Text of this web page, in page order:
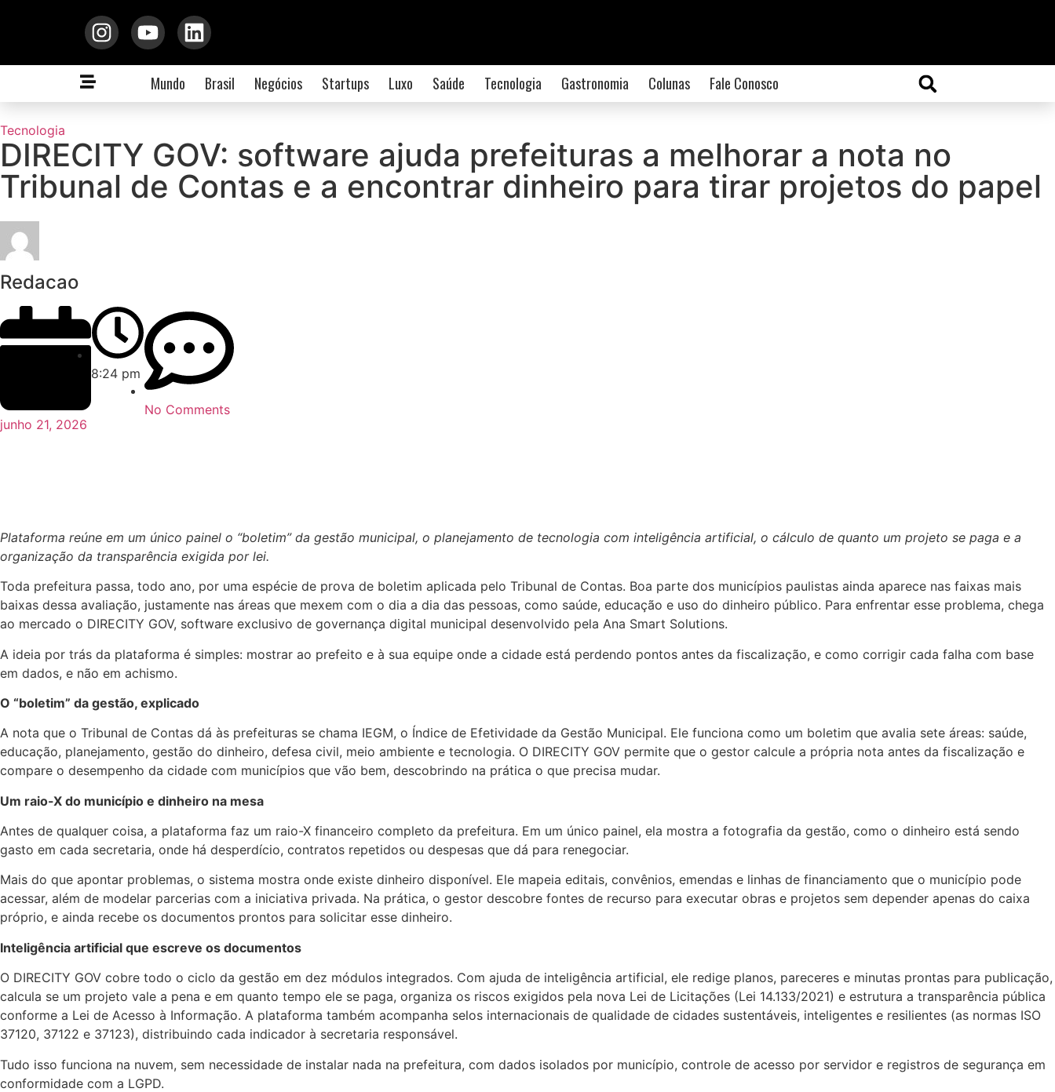
Mundo Brasil Negócios Startups Luxo Saúde Tecnologia Gastronomia Colunas Fale Conosco
Tecnologia
DIRECITY GOV: software ajuda prefeituras a melhorar a nota no
Tribunal de Contas e a encontrar dinheiro para tirar projetos do papel
Redacao
junho 21, 2026
8:24 pm
No Comments
Plataforma reúne em um único painel o “boletim” da gestão municipal, o planejamento de tecnologia com inteligência artificial, o cálculo de quanto um projeto se paga e a
organização da transparência exigida por lei.
Toda prefeitura passa, todo ano, por uma espécie de prova de boletim aplicada pelo Tribunal de Contas. Boa parte dos municípios paulistas ainda aparece nas faixas mais
baixas dessa avaliação, justamente nas áreas que mexem com o dia a dia das pessoas, como saúde, educação e uso do dinheiro público. Para enfrentar esse problema, chega
ao mercado o DIRECITY GOV, software exclusivo de governança digital municipal desenvolvido pela Ana Smart Solutions.
A ideia por trás da plataforma é simples: mostrar ao prefeito e à sua equipe onde a cidade está perdendo pontos antes da fiscalização, e como corrigir cada falha com base
em dados, e não em achismo.
O “boletim” da gestão, explicado
A nota que o Tribunal de Contas dá às prefeituras se chama IEGM, o Índice de Efetividade da Gestão Municipal. Ele funciona como um boletim que avalia sete áreas: saúde,
educação, planejamento, gestão do dinheiro, defesa civil, meio ambiente e tecnologia. O DIRECITY GOV permite que o gestor calcule a própria nota antes da fiscalização e
compare o desempenho da cidade com municípios que vão bem, descobrindo na prática o que precisa mudar.
Um raio-X do município e dinheiro na mesa
Antes de qualquer coisa, a plataforma faz um raio-X financeiro completo da prefeitura. Em um único painel, ela mostra a fotografia da gestão, como o dinheiro está sendo
gasto em cada secretaria, onde há desperdício, contratos repetidos ou despesas que dá para renegociar.
Mais do que apontar problemas, o sistema mostra onde existe dinheiro disponível. Ele mapeia editais, convênios, emendas e linhas de financiamento que o município pode
acessar, além de modelar parcerias com a iniciativa privada. Na prática, o gestor descobre fontes de recurso para executar obras e projetos sem depender apenas do caixa
próprio, e ainda recebe os documentos prontos para solicitar esse dinheiro.
Inteligência artificial que escreve os documentos
O DIRECITY GOV cobre todo o ciclo da gestão em dez módulos integrados. Com ajuda de inteligência artificial, ele redige planos, pareceres e minutas prontas para publicação,
calcula se um projeto vale a pena e em quanto tempo ele se paga, organiza os riscos exigidos pela nova Lei de Licitações (Lei 14.133/2021) e estrutura a transparência pública
conforme a Lei de Acesso à Informação. A plataforma também acompanha selos internacionais de qualidade de cidades sustentáveis, inteligentes e resilientes (as normas ISO
37120, 37122 e 37123), distribuindo cada indicador à secretaria responsável.
Tudo isso funciona na nuvem, sem necessidade de instalar nada na prefeitura, com dados isolados por município, controle de acesso por servidor e registros de segurança em
conformidade com a LGPD.